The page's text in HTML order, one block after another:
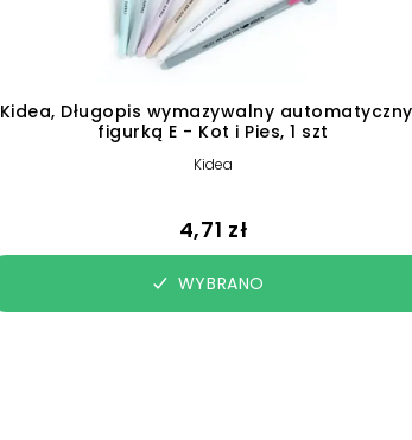
Kidea, Długopis wymazywalny
figurką E - Kot i Pies, 1 szt
Kidea
4,71 zł
WYBRANO